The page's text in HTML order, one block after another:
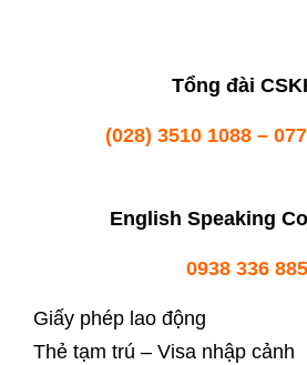
Tổng đài
(028) 3510 1088 –
English Speaking
0938 336 885
Giấy phép lao động
Thẻ tạm trú – Visa nhập cảnh